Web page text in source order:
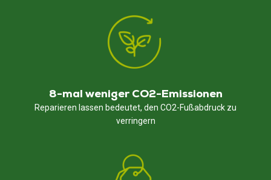
8-mal weniger CO2-Emissionen
Reparieren lassen bedeutet, den CO2-Fußabdruck zu
verringern